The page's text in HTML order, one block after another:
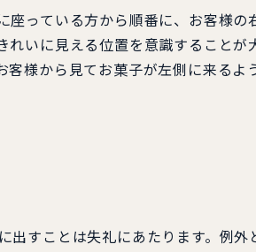
っている方から順番に、お客様の
れいに見える位置を意識することが
客様から見てお菓子が左側に来るよ
すことは失礼にあたります。例外